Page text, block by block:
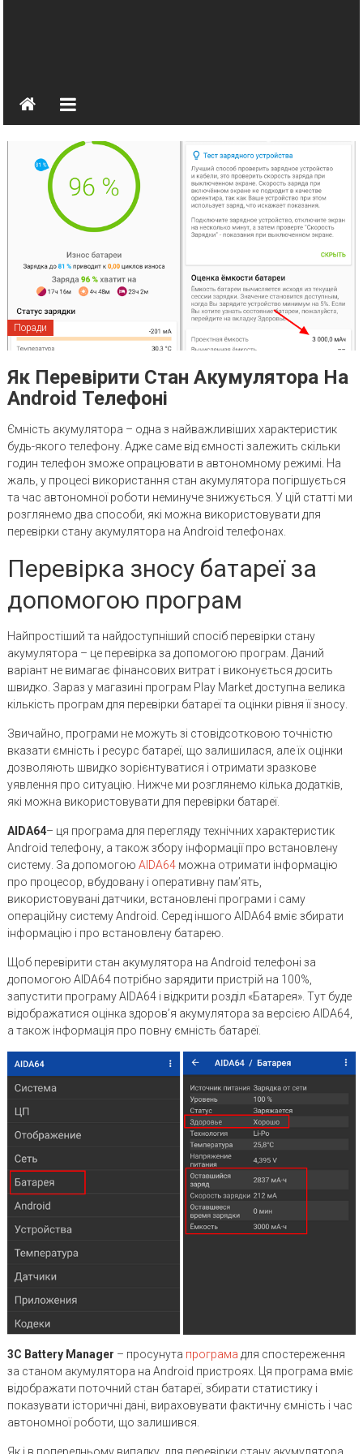
Поради
Як Перевірити Стан Акумулятора На
Android Телефоні
Ємність акумулятора – одна з найважливіших характеристик
будь-якого телефону. Адже саме від ємності залежить скільки
годин телефон зможе опрацювати в автономному режимі. На
жаль, у процесі використання стан акумулятора погіршується
та час автономної роботи неминуче знижується. У цій статті ми
розглянемо два способи, які можна використовувати для
перевірки стану акумулятора на Android телефонах.
Перевірка зносу батареї за
допомогою програм
Найпростіший та найдоступніший спосіб перевірки стану
акумулятора – це перевірка за допомогою програм. Даний
варіант не вимагає фінансових витрат і виконується досить
швидко. Зараз у магазині програм Play Market доступна велика
кількість програм для перевірки батареї та оцінки рівня її зносу.
Звичайно, програми не можуть зі стовідсотковою точністю
вказати ємність і ресурс батареї, що залишилася, але їх оцінки
дозволяють швидко зорієнтуватися і отримати зразкове
уявлення про ситуацію. Нижче ми розглянемо кілька додатків,
які можна використовувати для перевірки батареї.
AIDA64– ця програма для перегляду технічних характеристик
Android телефону, а також збору інформації про встановлену
систему. За допомогою AIDA64 можна отримати інформацію
про процесор, вбудовану і оперативну пам’ять,
використовувані датчики, встановлені програми і саму
операційну систему Android. Серед іншого AIDA64 вміє збирати
інформацію і про встановлену батарею.
Щоб перевірити стан акумулятора на Android телефоні за
допомогою AIDA64 потрібно зарядити пристрій на 100%,
запустити програму AIDA64 і відкрити розділ «Батарея». Тут буде
відображатися оцінка здоров’я акумулятора за версією AIDA64,
а також інформація про повну ємність батареї.
3C Battery Manager – просунута програма для спостереження
за станом акумулятора на Android пристроях. Ця програма вміє
відображати поточний стан батареї, збирати статистику і
показувати історичні дані, вираховувати фактичну ємність і час
автономної роботи, що залишився.